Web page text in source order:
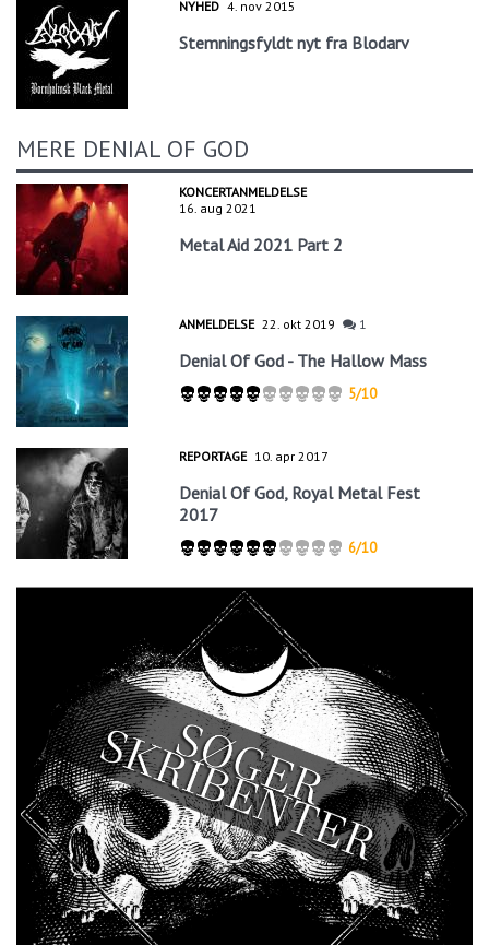
NYHED 4. nov 2015
Stemningsfyldt nyt fra Blodarv
MERE DENIAL OF GOD
KONCERTANMELDELSE
16. aug 2021
Metal Aid 2021 Part 2
ANMELDELSE 22. okt 2019 1
Denial Of God - The Hallow Mass
5/10
REPORTAGE 10. apr 2017
Denial Of God, Royal Metal Fest
2017
6/10